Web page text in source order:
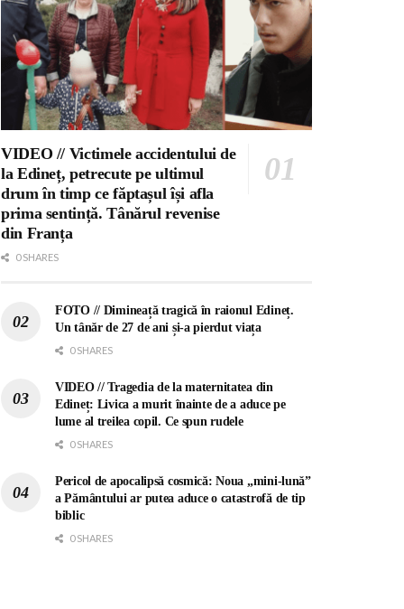
VIDEO // Victimele accidentului de
la Edineț, petrecute pe ultimul
drum în timp ce făptașul își afla
prima sentință. Tânărul revenise
din Franța
0 SHARES
FOTO // Dimineață tragică în raionul Edineț.
Un tânăr de 27 de ani și-a pierdut viața
0 SHARES
VIDEO // Tragedia de la maternitatea din
Edineț: Livica a murit înainte de a aduce pe
lume al treilea copil. Ce spun rudele
0 SHARES
Pericol de apocalipsă cosmică: Noua „mini-lună”
a Pământului ar putea aduce o catastrofă de tip
biblic
0 SHARES